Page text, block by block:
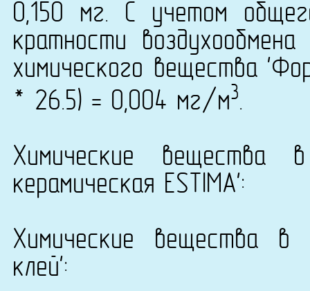
0,150 мг. С учетом
кратности
химического вещества
* 26.5) = 0,004 мг/м3.
Химические вещества
керамическая ESTIMA':
Химические вещества в
клей':